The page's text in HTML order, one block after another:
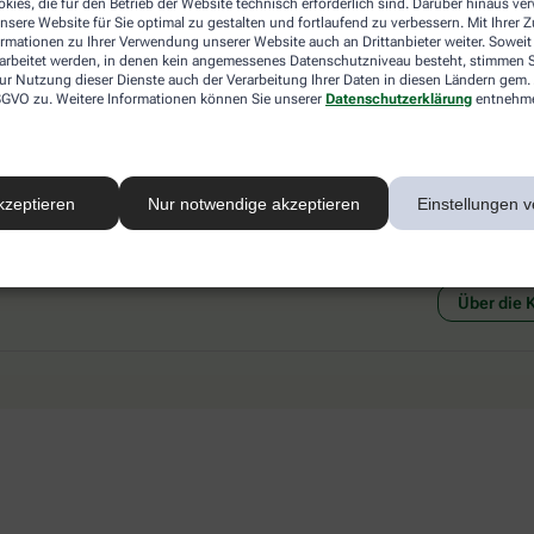
die für den Betrieb der Website technisch erforderlich sind. Darüber hinaus
Website für Sie optimal zu gestalten und fortlaufend zu verbessern. Mit Ihrer
zu Ihrer Verwendung unserer Website auch an Drittanbieter weiter. Soweit
werden, in denen kein angemessenes Datenschutzniveau besteht, stimmen
Nutzung dieser Dienste auch der Verarbeitung Ihrer Daten in diesen Ländern
zu. Weitere Informationen können Sie unserer Datenschutzerklärung
Nur notwendige akzeptieren Einstellungen
einer anderen akzeptierten
Ihrer Apotheke vor Ort.
Abholung in der Apotheke
Botendienstlieferung
Social Media Ein
Über die